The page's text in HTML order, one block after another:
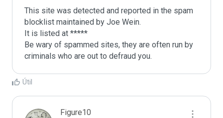
This site was detected and reported in the spam
blocklist maintained by Joe Wein.
It is listed at *****
Be wary of spammed sites, they are often run by
criminals who are out to defraud you.
Útil
Figure10